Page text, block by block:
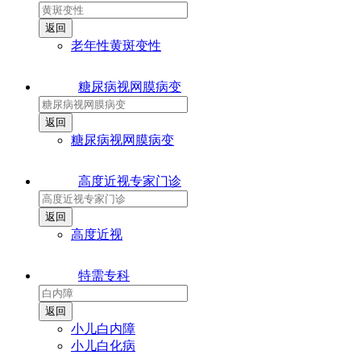
老年性黄斑变性
糖尿病视网膜病变
糖尿病视网膜病变
高度近视专家门诊
高度近视
特需专科
小儿白内障
小儿白化病